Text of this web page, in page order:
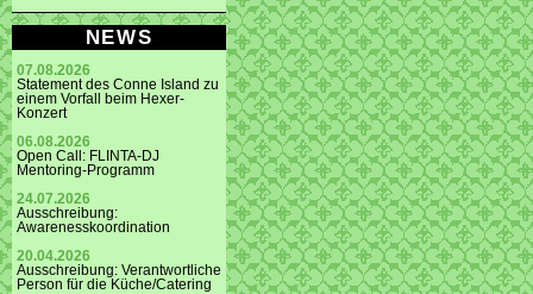
NEWS
07.08.2026
Statement des Conne Island zu
einem Vorfall beim Hexer-
Konzert
06.08.2026
Open Call: FLINTA-DJ
Mentoring-Programm
24.07.2026
Ausschreibung:
Awarenesskoordination
20.04.2026
Ausschreibung: Verantwortliche
Person für die Küche/Catering